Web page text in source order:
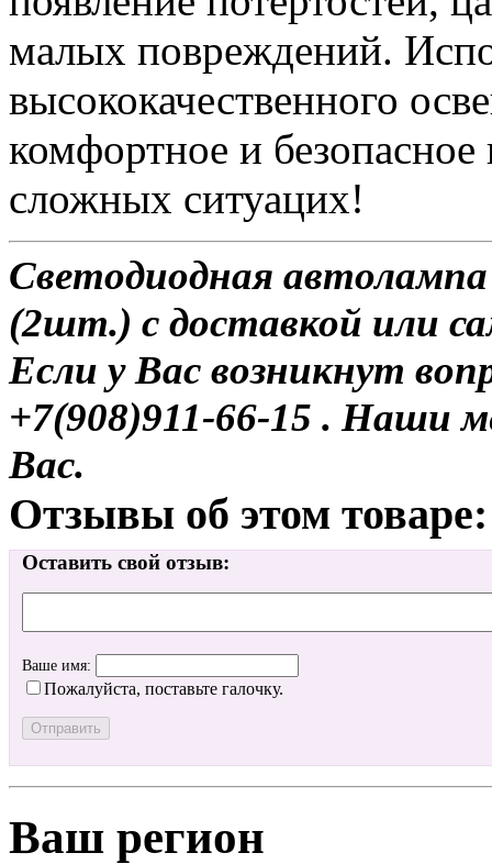
малых повреждений.
высококачественного
комфортное и
сложных ситуацих!
Светодиодная
(2шт.) с доставкой или
Если у Вас возникнут
+7(908)911-66-15 . Наши
Вас.
Отзывы об этом товаре:
Оставить свой отзыв:
Ваше имя:
Пожалуйста, поставьте галочку.
Ваш регион